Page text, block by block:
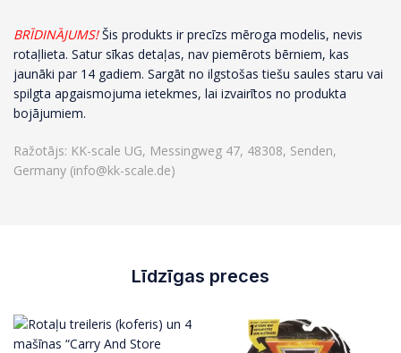
BRĪDINĀJUMS!Šis produkts ir precīzs mēroga modelis, nevis
rotaļlieta. Satur sīkas detaļas, nav piemērots bērniem, kas
jaunāki par 14 gadiem. Sargāt no ilgstošas tiešu saules staru vai
spilgta apgaismojuma ietekmes, lai izvairītos no produkta
bojājumiem.
Ražotājs: KK-scale UG, Messingweg 47, 48308, Senden,
Germany (info@kk-scale.de)
Līdzīgas preces